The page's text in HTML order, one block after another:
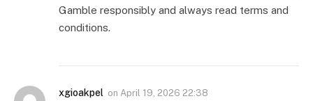
Gamble responsibly and always read terms and
conditions.
xgioakpel on April 19, 2026 22:38